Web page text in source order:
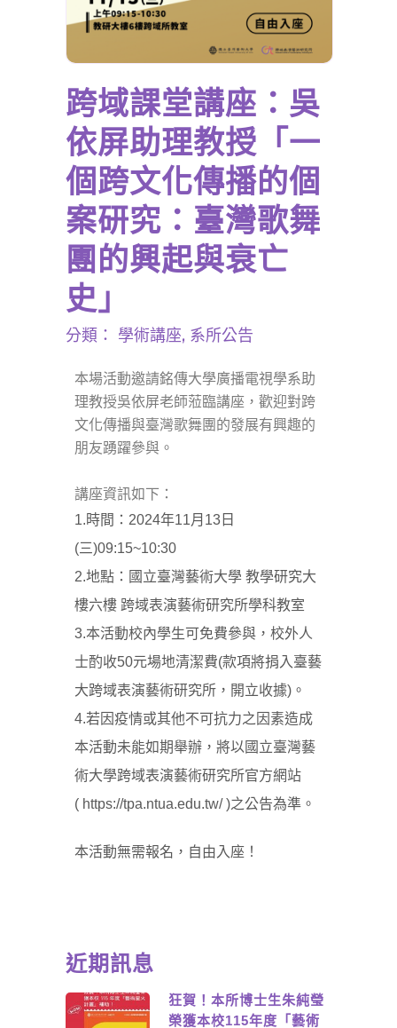
跨域課堂講座：吳
依屏助理教授「一
個跨文化傳播的個
案研究：臺灣歌舞
團的興起與衰亡
史」
分類： 學術講座, 系所公告
本場活動邀請銘傳大學廣播電視學系助
理教授吳依屏老師蒞臨講座，歡迎對跨
文化傳播與臺灣歌舞團的發展有興趣的
朋友踴躍參與。
講座資訊如下：
1.時間：2024年11月13日
(三)09:15~10:30
2.地點：國立臺灣藝術大學 教學研究大
樓六樓 跨域表演藝術研究所學科教室
3.本活動校內學生可免費參與，校外人
士酌收50元場地清潔費(款項將捐入臺藝
大跨域表演藝術研究所，開立收據)。
4.若因疫情或其他不可抗力之因素造成
本活動未能如期舉辦，將以國立臺灣藝
術大學跨域表演藝術研究所官方網站
( https://tpa.ntua.edu.tw/)之公告為準。
本活動無需報名，自由入座！
近期訊息
狂賀！本所博士生朱純瑩
榮獲本校115年度「藝術